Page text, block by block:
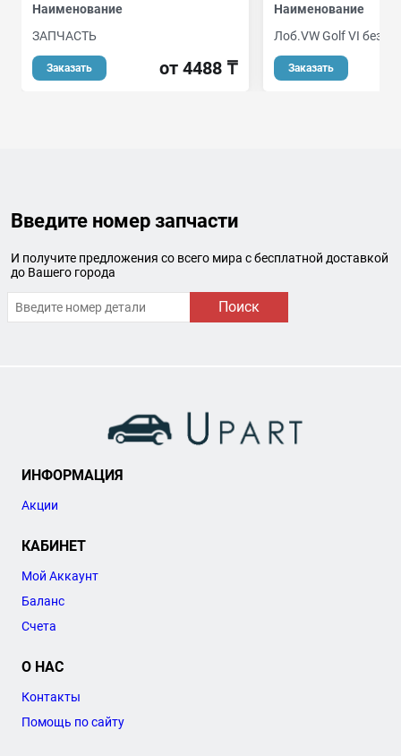
Наименование
ЗАПЧАСТЬ
Заказать от 4488 ₸
Наименование
Лоб.VW Golf VI без
Заказать
Введите номер запчасти
И получите предложения со всего мира с бесплатной доставкой
до Вашего города
Поиск
ИНФОРМАЦИЯ
Акции
КАБИНЕТ
Мой Аккаунт
Баланс
Счета
О НАС
Контакты
Помощь по сайту